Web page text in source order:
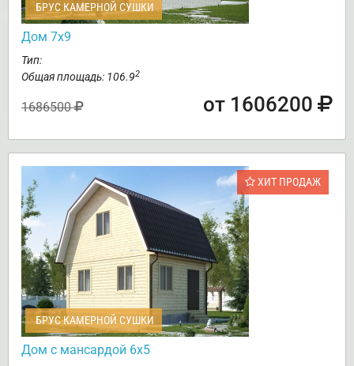
БРУС КАМЕРНОЙ СУШКИ
Дом 7х9
Тип:
Общая площадь: 106.92
1686500 от 1606200
ХИТ ПРОДАЖ
БРУС КАМЕРНОЙ СУШКИ
Дом с мансардой 6х5